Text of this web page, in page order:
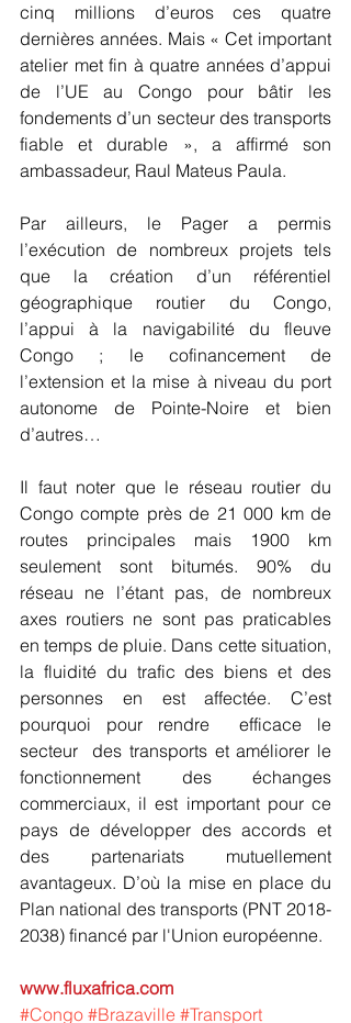
cinq millions d’euros ces quatre
dernières années. Mais « Cet important
atelier met fin à quatre années d’appui
de l’UE au Congo pour bâtir les
fondements d’un secteur des transports
fiable et durable », a affirmé son
ambassadeur, Raul Mateus Paula.
Par ailleurs, le Pager a permis
l’exécution de nombreux projets tels
que la création d’un référentiel
géographique routier du Congo,
l’appui à la navigabilité du fleuve
Congo ; le cofinancement de
l’extension et la mise à niveau du port
autonome de Pointe-Noire et bien
d’autres…
Il faut noter que le réseau routier du
Congo compte près de 21 000 km de
routes principales mais 1900 km
seulement sont bitumés. 90% du
réseau ne l’étant pas, de nombreux
axes routiers ne sont pas praticables
en temps de pluie. Dans cette situation,
la fluidité du trafic des biens et des
personnes en est affectée. C’est
pourquoi pour rendre  efficace le
secteur  des transports et améliorer le
fonctionnement des échanges
commerciaux, il est important pour ce
pays de développer des accords et
des partenariats mutuellement
avantageux. D’où la mise en place du
Plan national des transports (PNT 2018-
2038) financé par l'Union européenne.
www.fluxafrica.com
#Congo #Brazaville #Transport